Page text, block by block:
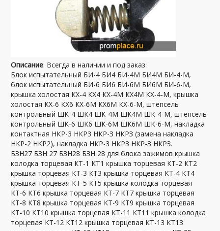
Описание: Всегда в наличии и под заказ:
Блок испытательный БИ-4 БИ4 БИ-4М БИ4М БИ-4-М,
блок испытательный БИ-6 БИ6 БИ-6М БИ6М БИ-6-М,
крышка холостая КХ-4 КХ4 КХ-4М КХ4М КХ-4-М, крышка
холостая КХ-6 КХ6 КХ-6М КХ6М КХ-6-М, штепсель
контрольный ШК-4 ШК4 ШК-4М ШК4М ШК-4-М, штепсель
контрольный ШК-6 ШК6 ШК-6М ШК6М ШК-6-М, накладка
контактная НКР-3 НКР3 НКР-З НКРЗ (замена накладка
НКР-2 НКР2), накладка НКР-3 НКР3 НКР-З НКРЗ.
БЗН27 БЗН 27 БЗН28 БЗН 28 для блока зажимов крышка
колодка торцевая КТ-1 КТ1 крышка торцевая КТ-2 КТ2
крышка торцевая КТ-3 КТ3 крышка торцевая КТ-4 КТ4
крышка торцевая КТ-5 КТ5 крышка колодка торцевая
КТ-6 КТ6 крышка торцевая КТ-7 КТ7 крышка торцевая
КТ-8 КТ8 крышка торцевая КТ-9 КТ9 крышка торцевая
КТ-10 КТ10 крышка торцевая КТ-11 КТ11 крышка колодка
торцевая КТ-12 КТ12 крышка торцевая КТ-13 КТ13